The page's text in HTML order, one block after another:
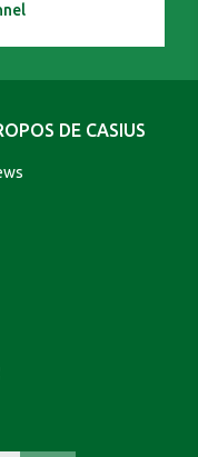
DE CASIUS